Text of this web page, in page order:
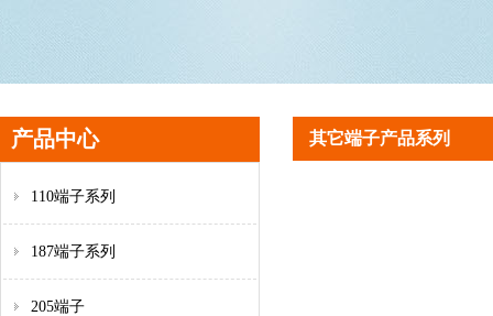
产品中心
110端子系列
187端子系列
205端子
其它端子产品系列